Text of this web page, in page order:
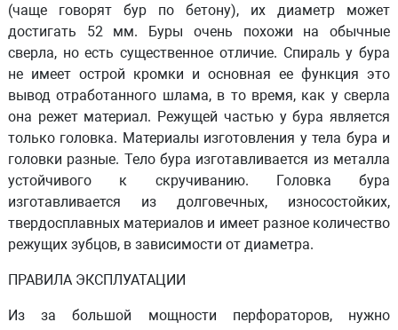
(чаще говорят бур по бетону), их диаметр может
достигать 52 мм. Буры очень похожи на обычные
сверла, но есть существенное отличие. Спираль у бура
не имеет острой кромки и основная ее функция это
вывод отработанного шлама, в то время, как у сверла
она режет материал. Режущей частью у бура является
только головка. Материалы изготовления у тела бура и
головки разные. Тело бура изготавливается из металла
устойчивого к скручиванию. Головка бура
изготавливается из долговечных, износостойких,
твердосплавных материалов и имеет разное количество
режущих зубцов, в зависимости от диаметра.
ПРАВИЛА ЭКСПЛУАТАЦИИ
Из за большой мощности перфораторов, нужно